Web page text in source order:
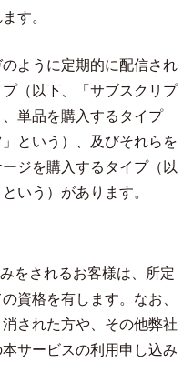
す。
ように定期的に配信され
（以下、「サブスクリプ
単品を購入するタイプ
という）、及びそれらを
ジを購入するタイプ（以
いう）があります。
をされるお客様は、所定
資格を有します。なお、
された方や、その他弊社
サービスの利用申し込み